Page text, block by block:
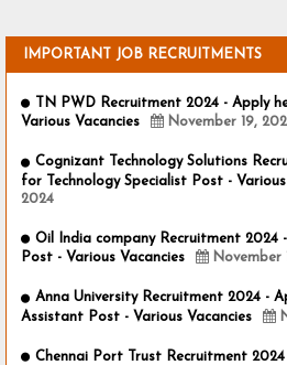
IMPORTANT JOB RECRUITMENTS
TN PWD Recruitment 2024 - Apply
Various Vacancies
November 19,
Cognizant Technology Solutions
for Technology Specialist Post - Various
2024
Oil India company Recruitment 2024
Post - Various Vacancies
November
Anna University Recruitment 2024 -
Assistant Post - Various Vacancies
Chennai Port Trust Recruitment